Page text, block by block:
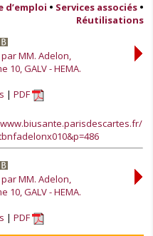
d’emploi • Services associés •
Réutilisations
MM. Adelon,
10, GALV - HEMA.
PDF
MM. Adelon,
10, GALV - HEMA.
PDF